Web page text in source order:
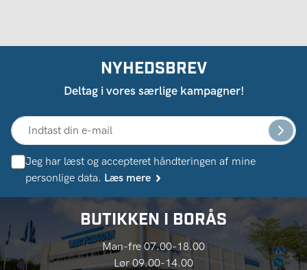
NYHEDSBREV
Deltag i vores særlige kampagner!
Jeg har læst og accepteret håndteringen af ​​mine
personlige data. Læs mere
BUTIKKEN I BORÅS
Man-fre 07.00-18.00
Lør 09.00-14.00